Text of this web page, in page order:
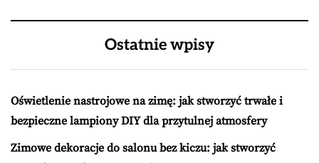
Ostatnie wpisy
Oświetlenie nastrojowe na zimę: jak stworzyć trwałe i
bezpieczne lampiony DIY dla przytulnej atmosfery
Zimowe dekoracje do salonu bez kiczu: jak stworzyć